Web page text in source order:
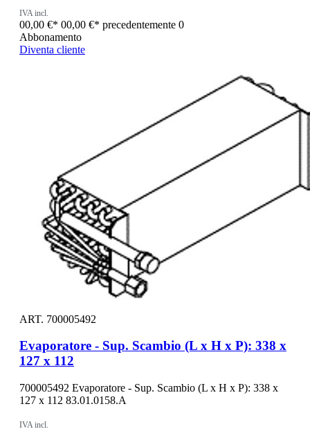
IVA incl.
00,00 €* 00,00 €* precedentemente 0
Abbonamento
Diventa cliente
ART. 700005492
Evaporatore - Sup. Scambio (L x H x P): 338 x
127 x 112
700005492 Evaporatore - Sup. Scambio (L x H x P): 338 x
127 x 112 83.01.0158.A
IVA incl.